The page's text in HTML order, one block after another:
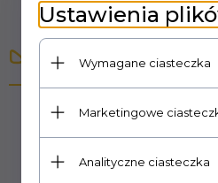
Opis produktu
Zestaw zawiera jeden nie
plastikowy model do sklejania.
pędzla oraz kleju.
Producent: Rye Field Model
Ustawienia
Wymagane ciasteczka
Marketingowe
Analityczne ciasteczka